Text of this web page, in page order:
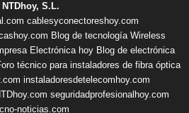
NTDhoy, S.L.
cablesyconectoreshoy.com
Blog de tecnología Wireless
Electrónica hoy Blog de electrónica
técnico para instaladores de fibra óptica
instaladoresdetelecomhoy.com
seguridadprofesionalhoy.com
noticias.com